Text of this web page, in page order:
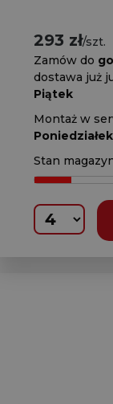
293 zł/szt.
Zamów do
dostawa już
Piątek
Montaż w
Poniedziałek
Stan